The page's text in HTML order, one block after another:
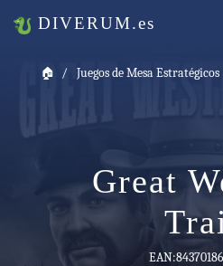
DIVERUM.es
🏠 Juegos de Mesa Estratégicos
Great